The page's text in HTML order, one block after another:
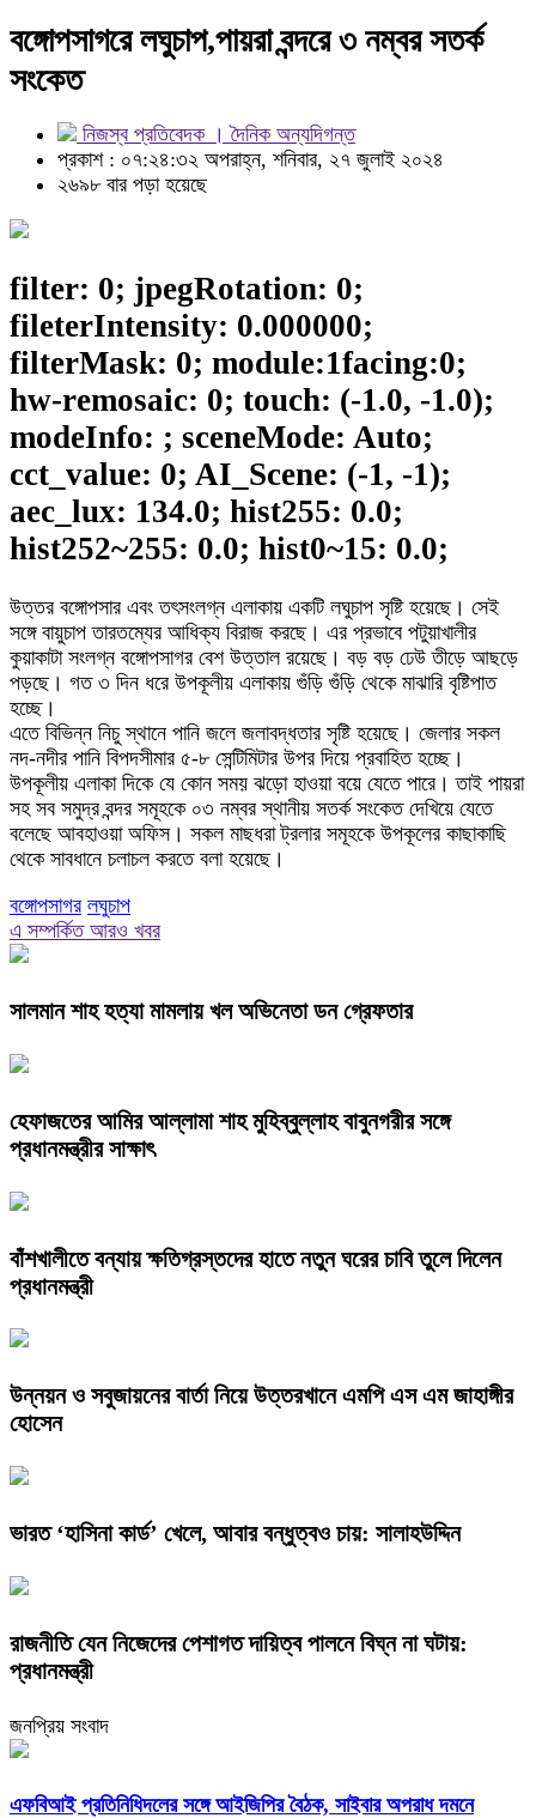
বঙ্গোপসাগরে লঘুচাপ,পায়রা বন্দরে ৩ নম্বর সতর্ক
সংকেত
নিজস্ব প্রতিবেদক । দৈনিক অন্যদিগন্ত
প্রকাশ : ০৭:২৪:৩২ অপরাহ্ন, শনিবার, ২৭ জুলাই ২০২৪
২৬৯৮ বার পড়া হয়েছে
filter: 0; jpegRotation: 0;
fileterIntensity: 0.000000;
filterMask: 0; module:1facing:0;
hw-remosaic: 0; touch: (-1.0, -1.0);
modeInfo: ; sceneMode: Auto;
cct_value: 0; AI_Scene: (-1, -1);
aec_lux: 134.0; hist255: 0.0;
hist252~255: 0.0; hist0~15: 0.0;
উত্তর বঙ্গোপসার এবং তৎসংলগ্ন এলাকায় একটি লঘুচাপ সৃষ্টি হয়েছে। সেই
সঙ্গে বায়ুচাপ তারতম্যের আধিক্য বিরাজ করছে। এর প্রভাবে পটুয়াখালীর
কুয়াকাটা সংলগ্ন বঙ্গোপসাগর বেশ উত্তাল রয়েছে। বড় বড় ঢেউ তীড়ে আছড়ে
পড়ছে। গত ৩ দিন ধরে উপকূলীয় এলাকায় গুঁড়ি গুঁড়ি থেকে মাঝারি বৃষ্টিপাত
হচ্ছে।
এতে বিভিন্ন নিচু স্থানে পানি জলে জলাবদ্ধতার সৃষ্টি হয়েছে। জেলার সকল
নদ-নদীর পানি বিপদসীমার ৫-৮ সেন্টিমিটার উপর দিয়ে প্রবাহিত হচ্ছে।
উপকূলীয় এলাকা দিকে যে কোন সময় ঝড়ো হাওয়া বয়ে যেতে পারে। তাই পায়রা
সহ সব সমুদ্র বন্দর সমূহকে ০৩ নম্বর স্থানীয় সতর্ক সংকেত দেখিয়ে যেতে
বলেছে আবহাওয়া অফিস। সকল মাছধরা ট্রলার সমূহকে উপকূলের কাছাকাছি
থেকে সাবধানে চলাচল করতে বলা হয়েছে।
বঙ্গোপসাগর লঘুচাপ
এ সম্পর্কিত আরও খবর
সালমান শাহ হত্যা মামলায় খল অভিনেতা ডন গ্রেফতার
হেফাজতের আমির আল্লামা শাহ মুহিব্বুল্লাহ বাবুনগরীর সঙ্গে
প্রধানমন্ত্রীর সাক্ষাৎ
বাঁশখালীতে বন্যায় ক্ষতিগ্রস্তদের হাতে নতুন ঘরের চাবি তুলে দিলেন
প্রধানমন্ত্রী
উন্নয়ন ও সবুজায়নের বার্তা নিয়ে উত্তরখানে এমপি এস এম জাহাঙ্গীর
হোসেন
ভারত ‘হাসিনা কার্ড’ খেলে, আবার বন্ধুত্বও চায়: সালাহউদ্দিন
রাজনীতি যেন নিজেদের পেশাগত দায়িত্ব পালনে বিঘ্ন না ঘটায়:
প্রধানমন্ত্রী
জনপ্রিয় সংবাদ
এফবিআই প্রতিনিধিদলের সঙ্গে আইজিপির বৈঠক, সাইবার অপরাধ দমনে